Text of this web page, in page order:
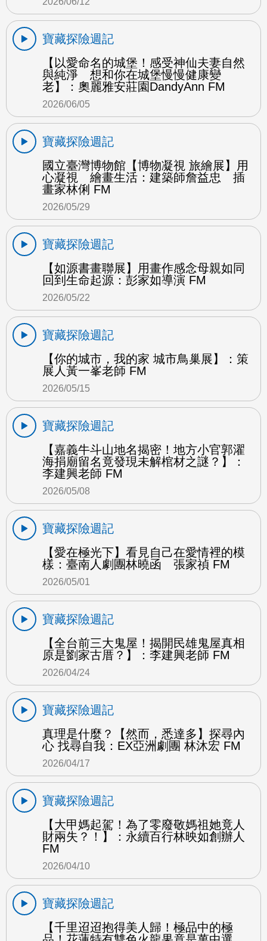
寶藏探險週記
【以愛命名的城堡！感受神仙夫妻自然
與純淨 想和你在城堡慢慢健康變
老】：奧麗雅安莊園DandyAnn FM
2026/06/05
寶藏探險週記
國立臺灣博物館【博物凝視 旅繪展】用
心凝視 繪畫生活：建築師詹益忠 插
畫家林俐 FM
2026/05/29
寶藏探險週記
【如源書畫聯展】用畫作感念母親如同
回到生命起源：彭家如導演 FM
2026/05/22
寶藏探險週記
【你的城市，我的家 城市鳥巢展】：策
展人黃一峯老師 FM
2026/05/15
寶藏探險週記
【嘉義牛斗山地名揭密！地方小官郭濯
海捐廟留名竟發現未解棺材之謎？】：
李建興老師 FM
2026/05/08
寶藏探險週記
【愛在極光下】看見自己在愛情裡的模
樣：臺南人劇團林曉函 張家禎 FM
2026/05/01
寶藏探險週記
【全台前三大鬼屋！揭開民雄鬼屋真相
原是劉家古厝？】：李建興老師 FM
2026/04/24
寶藏探險週記
真理是什麼？【然而，悉達多】探尋內
心 找尋自我：EX亞洲劇團 林沐宏 FM
2026/04/17
寶藏探險週記
【大甲媽起駕！為了零廢敬媽祖她竟人
財兩失？！】：永續百行林映如創辦人
FM
2026/04/10
寶藏探險週記
【千里迢迢抱得美人歸！極品中的極